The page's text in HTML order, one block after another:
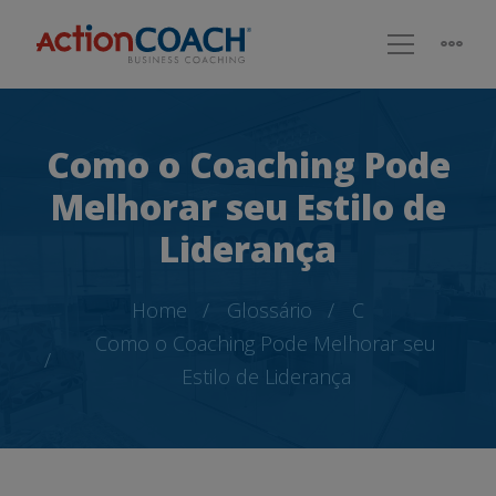
Como o Coaching Pode
Melhorar seu Estilo de
Liderança
Home Glossário
C
Como o Coaching Pode Melhorar seu
Estilo de Liderança